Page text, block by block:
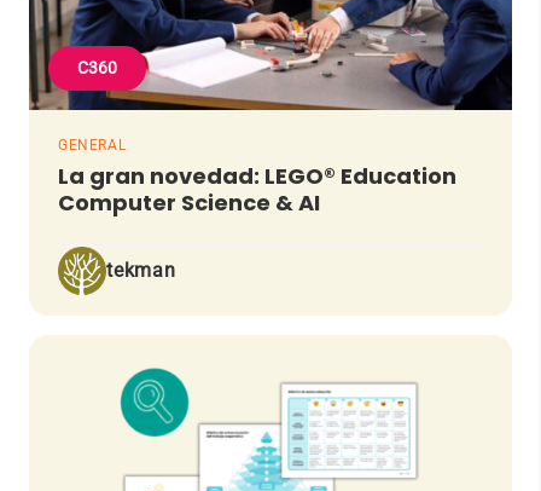
C360
GENERAL
La gran novedad: LEGO® Education
Computer Science & AI
tekman